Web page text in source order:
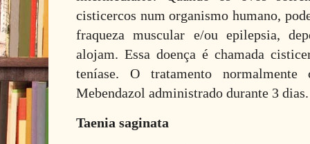
cisticercos num organismo humano,
fraqueza muscular e/ou epilepsia,
alojam. Essa doença é chamada
teníase. O tratamento
Mebendazol administrado durante 3 dias.
Taenia saginata